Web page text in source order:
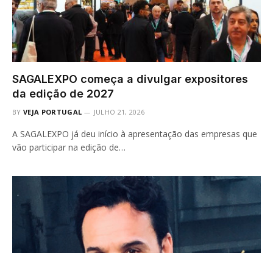
SAGALEXPO começa a divulgar expositores
da edição de 2027
BY VEJA PORTUGAL JULHO 21, 2026
A SAGALEXPO já deu início à apresentação das empresas que
vão participar na edição de…